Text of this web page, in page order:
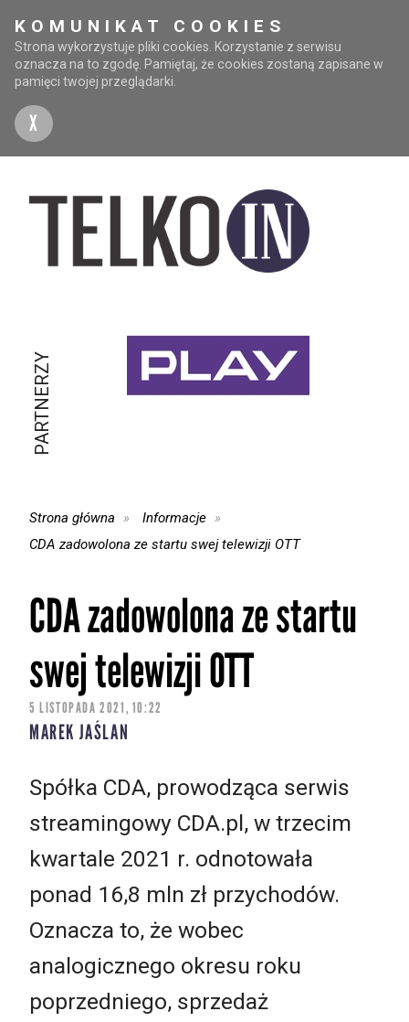
KOMUNIKAT COOKIES
Strona wykorzystuje pliki cookies. Korzystanie z serwisu
oznacza na to zgodę. Pamiętaj, że cookies zostaną zapisane w
pamięci twojej przeglądarki.
X
PARTNERZY
Strona główna
Informacje
CDA zadowolona ze startu swej telewizji OTT
CDA zadowolona ze startu
swej telewizji OTT
5 LISTOPADA 2021, 10:22
MAREK JAŚLAN
Spółka CDA, prowodząca serwis
streamingowy CDA.pl, w trzecim
kwartale 2021 r. odnotowała
ponad 16,8 mln zł przychodów.
Oznacza to, że wobec
analogicznego okresu roku
poprzedniego, sprzedaż